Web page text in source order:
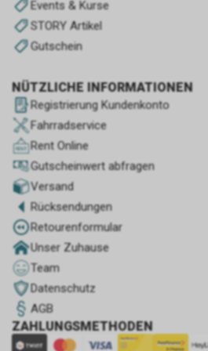
Events & Kurse
STORY Artikel
Gutschein
NÜTZLICHE INFORMATIONEN
Registrierung Kundenkonto
Fahrradservice
Rent Online
Gutscheinwert abfragen
Versand
Rücksendungen
Retourenformular
Unser Zuhause
Team
Datenschutz
AGB
ZAHLUNGSMETHODEN